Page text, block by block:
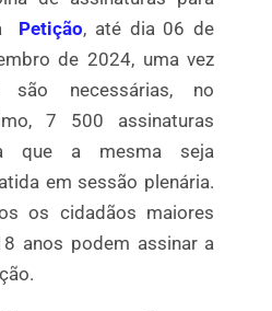
Petição, até dia 06 de
de 2024, uma vez
são necessárias, no
7 500 assinaturas
que a mesma seja
em sessão plenária.
os cidadãos maiores
anos podem assinar a